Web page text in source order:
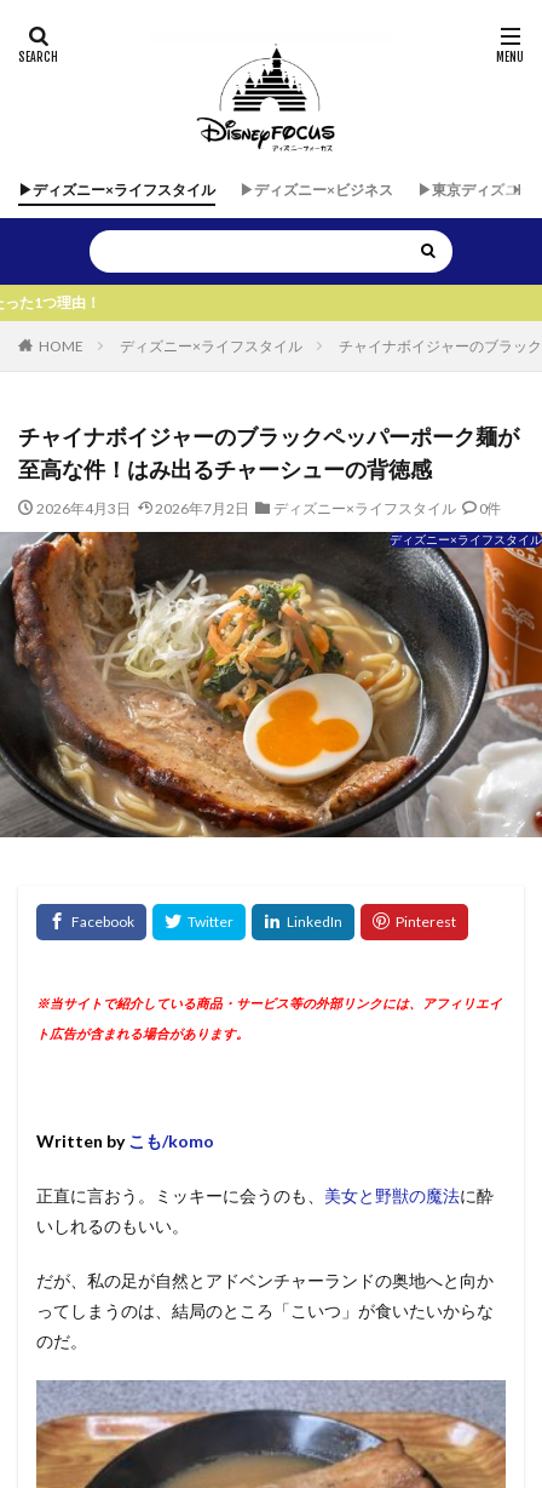
▶︎ディズニー×ライフスタイル ▶︎ディズニー×ビジネス ▶︎東京ディズニー
HOME ディズニー×ライフスタイル チャイナボイジャーのブラッ
チャイナボイジャーのブラックペッパーポーク麺が
至高な件！はみ出るチャーシューの背徳感
2026年4月3日 2026年7月2日 ディズニー×ライフスタイル 0件
ディズニー×ライフスタイル
※当サイトで紹介している商品・サービス等の外部リンクには、アフィリエイ
ト広告が含まれる場合があります。
Written by こも/komo
正直に言おう。ミッキーに会うのも、 美女と野獣の魔法に酔
いしれるのもいい。
だが、私の足が自然とアドベンチャーランドの奥地へと向か
ってしまうのは、結局のところ「こいつ」が食いたいからな
のだ。